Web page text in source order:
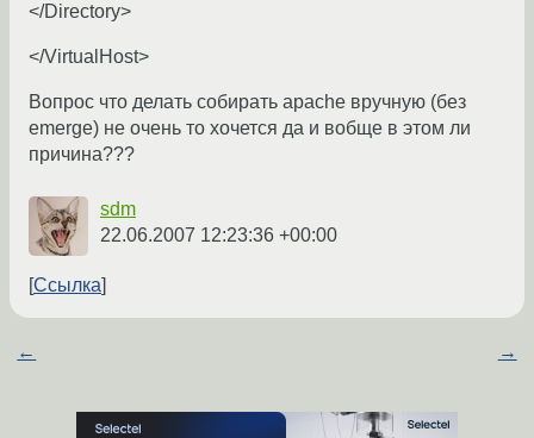
</Directory>
</VirtualHost>
Вопрос что делать собирать apache вручную (без
emerge) не очень то хочется да и вобще в этом ли
причина???
sdm
22.06.2007 12:23:36 +00:00
Ссылка
← →